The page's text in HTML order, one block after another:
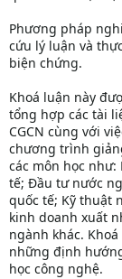
Phương pháp
cứu lý luận và
biện chứng.
Khoá luận này
tổng hợp các tài
CGCN cùng với
chương trình
các môn học
tế; Đầu tư nước
quốc tế; Kỹ thuật
kinh doanh xuất
ngành khác.
những định
học công nghệ.